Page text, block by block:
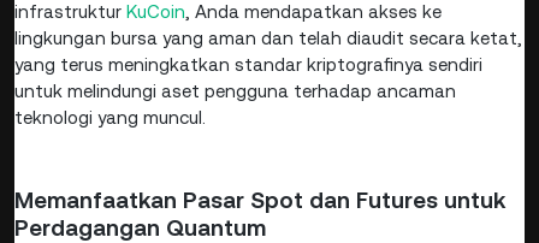
infrastruktur KuCoin , Anda mendapatkan akses ke
lingkungan bursa yang aman dan telah diaudit secara ketat,
yang terus meningkatkan standar kriptografinya sendiri
untuk melindungi aset pengguna terhadap ancaman
teknologi yang muncul.
Memanfaatkan Pasar Spot dan Futures untuk
Perdagangan Quantum